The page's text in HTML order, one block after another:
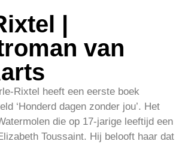
|
van
Rixtel heeft een eerste boek
‘Honderd dagen zonder jou’. Het
die op 17-jarige leeftijd een
Toussaint. Hij belooft haar dat